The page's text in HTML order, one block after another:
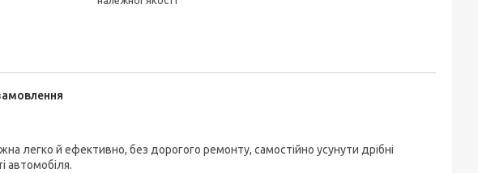
легко й ефективно, без дорогого ремонту, самостійно усунути дрібні
автомобіля.